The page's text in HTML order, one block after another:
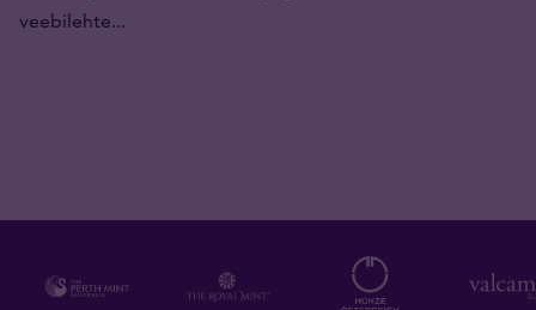
veebilehte...